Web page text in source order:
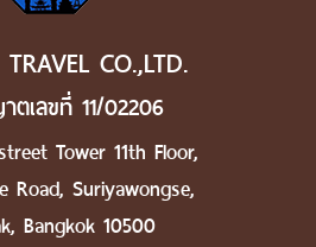
CO.,LTD.
เลขที่ 11/02206
Tower 11th Floor,
Road, Suriyawongse,
Bangkok 10500